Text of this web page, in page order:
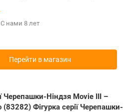
С нами 8 лет
Перейти в магазин
Черепашки-Ніндзя Мovie III –
Фігурка серії Черепашки-